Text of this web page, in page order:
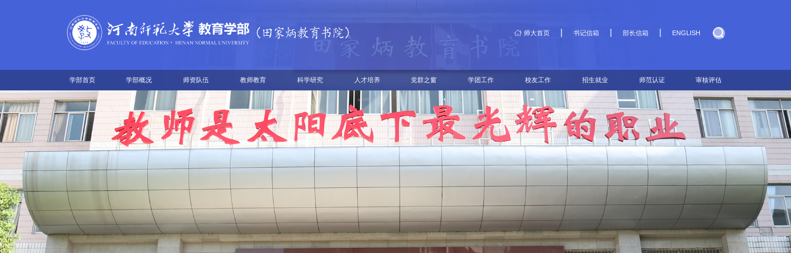
师大首页 | 书记信箱 | 部长信箱 | ENGLISH
学部首页 学部概况 师资队伍 教师教育 科学研究 人才培养 党群之窗 学团工作 校友工作 招生就业 师范认证 审核评估